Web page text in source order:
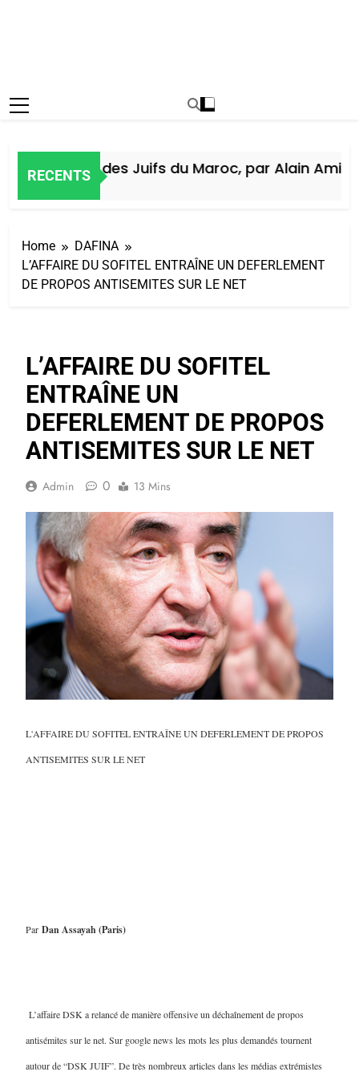
RECENTS
Histoire des Juifs du Maroc, par Alain Amiel
Home
DAFINA
L’AFFAIRE DU SOFITEL ENTRAÎNE UN DEFERLEMENT
DE PROPOS ANTISEMITES SUR LE NET
L’AFFAIRE DU SOFITEL
ENTRAÎNE UN
DEFERLEMENT DE PROPOS
ANTISEMITES SUR LE NET
Admin 0 13 Mins
L'AFFAIRE DU SOFITEL ENTRAÎNE UN DEFERLEMENT DE PROPOS
ANTISEMITES SUR LE NET
Par Dan Assayah (Paris)
L’affaire DSK a relancé de manière offensive un déchaînement de propos
antisémites sur le net. Sur google news les mots les plus demandés tournent
autour de “DSK JUIF”. De très nombreux articles dans les médias extrémistes